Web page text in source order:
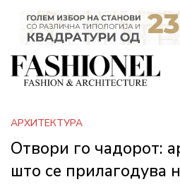
АРХИТЕКТУРА
Отвори го чадорот:
што се прилагодува